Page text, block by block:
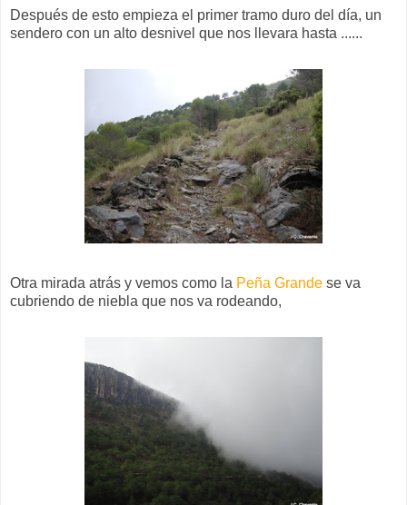
Después de esto empieza el primer tramo duro del día, un
sendero con un alto desnivel que nos llevara hasta ......
Otra mirada atrás y vemos como la Peña Grande se va
cubriendo de niebla que nos va rodeando,